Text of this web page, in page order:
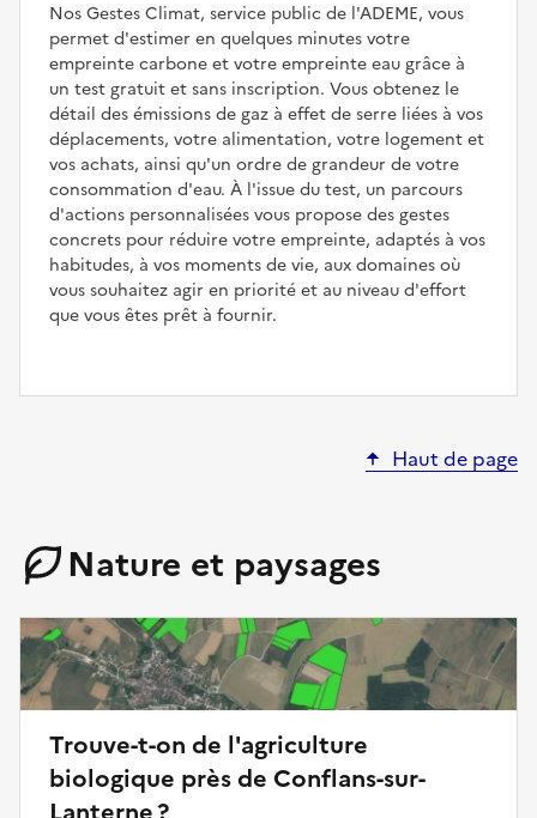
Nos Gestes Climat, service public de l'ADEME, vous
permet d'estimer en quelques minutes votre
empreinte carbone et votre empreinte eau grâce à
un test gratuit et sans inscription. Vous obtenez le
détail des émissions de gaz à effet de serre liées à vos
déplacements, votre alimentation, votre logement et
vos achats, ainsi qu'un ordre de grandeur de votre
consommation d'eau. À l'issue du test, un parcours
d'actions personnalisées vous propose des gestes
concrets pour réduire votre empreinte, adaptés à vos
habitudes, à vos moments de vie, aux domaines où
vous souhaitez agir en priorité et au niveau d'effort
que vous êtes prêt à fournir.
Haut de page
Nature et paysages
Trouve-t-on de l'agriculture
biologique près de Conflans-sur-